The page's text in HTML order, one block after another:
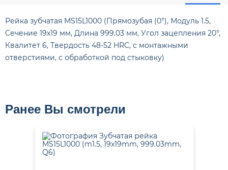
Рейка зубчатая MS15L1000 (Прямозубая (0°), Модуль 1.5,
Сечение 19х19 мм, Длина 999.03 мм, Угол зацепления 20°,
Квалитет 6, Твердость 48-52 HRC, с монтажными
отверстиями, с обработкой под стыковку)
Ранее Вы смотрели